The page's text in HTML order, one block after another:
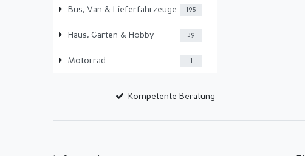
Bus, Van & Lieferfahrzeuge 195
Haus, Garten & Hobby 39
Motorrad 1
Kompetente Beratung